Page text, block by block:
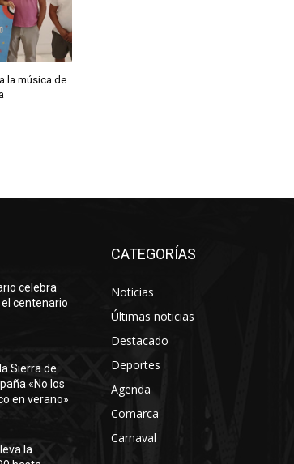
la música de
celebra
centenario
Sierra de
«No los
en verano»
la
CATEGORÍAS
Noticias
Últimas noticias
Destacado
Deportes
Agenda
Comarca
Carnaval